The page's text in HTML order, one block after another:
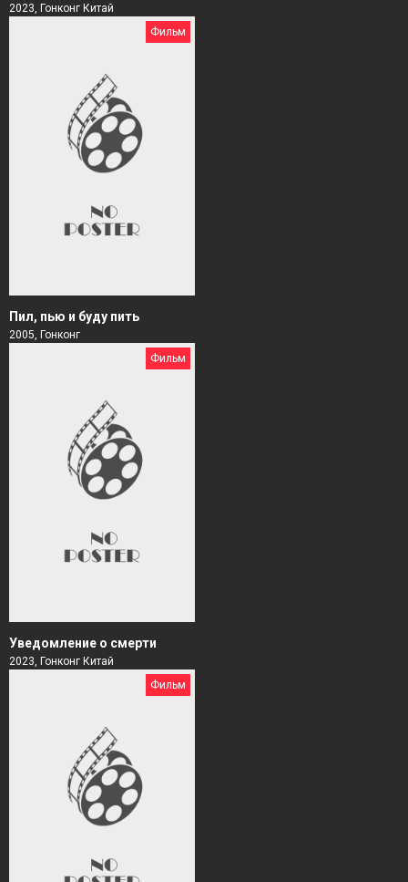
2023, Гонконг Китай
Фильм
Пил, пью и буду пить
2005, Гонконг
Фильм
Уведомление о смерти
2023, Гонконг Китай
Фильм